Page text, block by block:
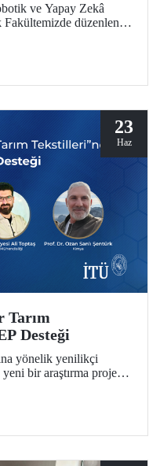
ve Yapay Zekâ
düzenlenen
23
Haz
Tarım
Desteği
yönelik yenilikçi
bir araştırma projesi,
çalışma;